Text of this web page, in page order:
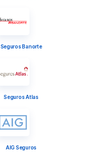
Seguros Banorte
Seguros Atlas
AIG Seguros